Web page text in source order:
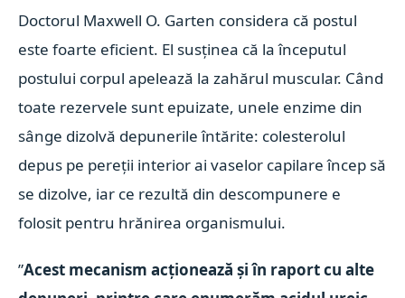
Doctorul Maxwell O. Garten considera că postul
este foarte eficient. El susținea că la începutul
postului corpul apelează la zahărul muscular. Când
toate rezervele sunt epuizate, unele enzime din
sânge dizolvă depunerile întărite: colesterolul
depus pe pereții interior ai vaselor capilare încep să
se dizolve, iar ce rezultă din descompunere e
folosit pentru hrănirea organismului.
”Acest mecanism acționează și în raport cu alte